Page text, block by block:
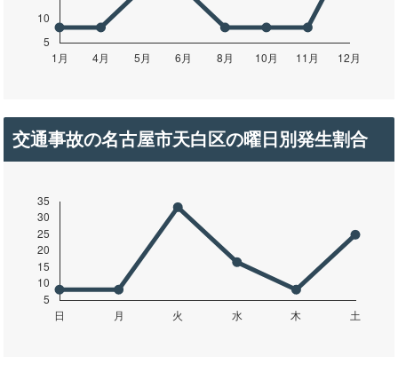
交通事故の名古屋市天白区の曜日別発生割合